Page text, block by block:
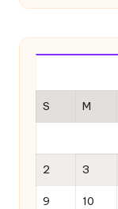
S M
2 3
9 10